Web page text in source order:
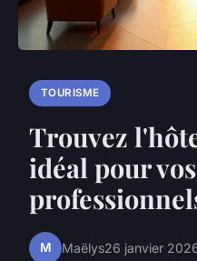
TOURISME
Trouvez
idéal pour
M Maëlys26 janvier